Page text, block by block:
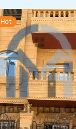
Hot